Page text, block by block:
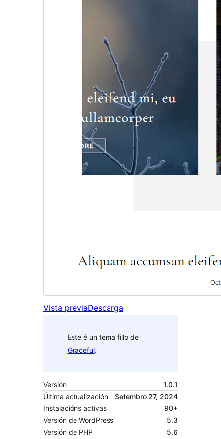
Vista previaDescarga
Este é un tema fillo de
Graceful.
Versión
1.0.1
Última actualización
Setembro 27, 2024
Instalacións activas
90+
Versión de WordPress
5.3
Versión de PHP
5.6